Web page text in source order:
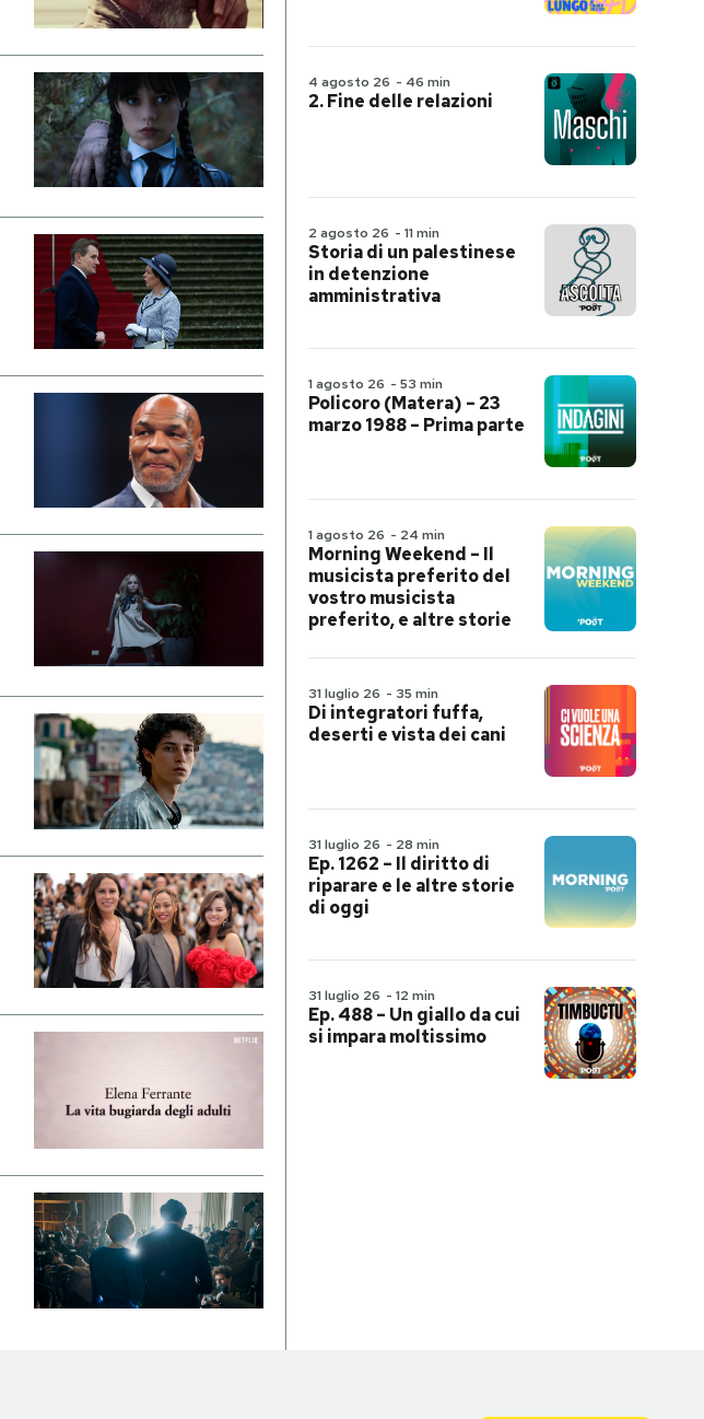
4 agosto 26 - 46 min
2. Fine delle relazioni
2 agosto 26 - 11 min
Storia di un palestinese
in detenzione
amministrativa
1 agosto 26 - 53 min
Policoro (Matera) – 23
marzo 1988 – Prima parte
1 agosto 26 - 24 min
Morning Weekend – Il
musicista preferito del
vostro musicista
preferito, e altre storie
31 luglio 26 - 35 min
Di integratori fuffa,
deserti e vista dei cani
31 luglio 26 - 28 min
Ep. 1262 – Il diritto di
riparare e le altre storie
di oggi
31 luglio 26 - 12 min
Ep. 488 – Un giallo da cui
si impara moltissimo